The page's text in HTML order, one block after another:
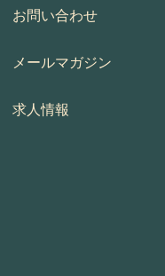
お問い合わせ
メールマガジン
求人情報